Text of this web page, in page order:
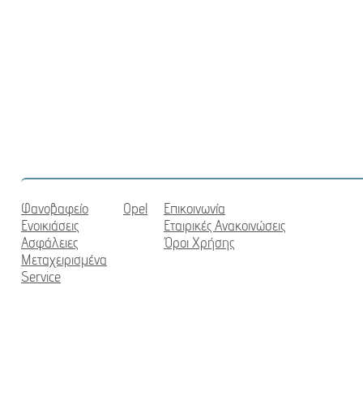
Φανοβαφείο
Ενοικιάσεις
Ασφάλειες
Μεταχειρισμένα
Service
Opel
Επικοινωνία
Εταιρικές Ανακοινώσεις
Όροι Χρήσης